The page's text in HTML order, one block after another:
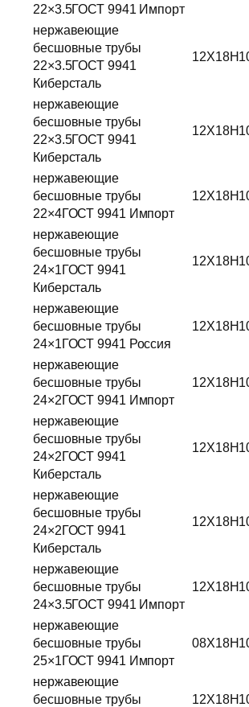
22×3.5ГОСТ 9941 Импорт
нержавеющие
бесшовные трубы
22×3.5ГОСТ 9941
Киберсталь
нержавеющие
бесшовные трубы
22×3.5ГОСТ 9941
Киберсталь
нержавеющие
бесшовные трубы
22×4ГОСТ 9941 Импорт
нержавеющие
бесшовные трубы
24×1ГОСТ 9941
Киберсталь
нержавеющие
бесшовные трубы
24×1ГОСТ 9941 Россия
нержавеющие
бесшовные трубы
24×2ГОСТ 9941 Импорт
нержавеющие
бесшовные трубы
24×2ГОСТ 9941
Киберсталь
нержавеющие
бесшовные трубы
24×2ГОСТ 9941
Киберсталь
нержавеющие
бесшовные трубы
24×3.5ГОСТ 9941 Импорт
нержавеющие
бесшовные трубы
25×1ГОСТ 9941 Импорт
нержавеющие
бесшовные трубы